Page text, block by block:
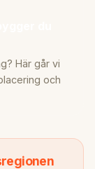
Här går vi
och